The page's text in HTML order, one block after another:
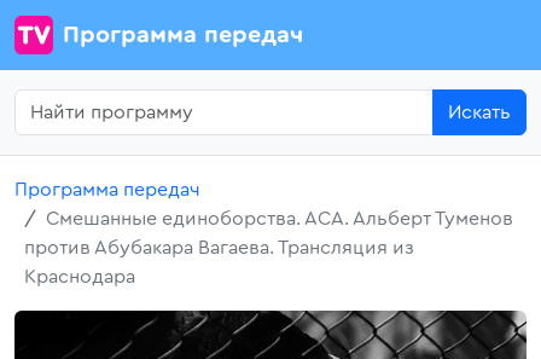
Программа передач
Искать
Программа передач
Смешанные единоборства. АСА. Альберт Туменов
против Абубакара Вагаева. Трансляция из
Краснодара